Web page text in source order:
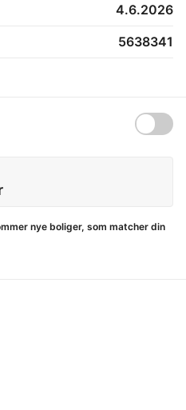
4.6.2026
5638341
nye boliger, som matcher din